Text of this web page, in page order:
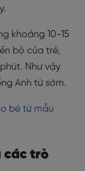
khoảng 10-15
bộ của trẻ,
Như vậy
Anh từ sớm.
bé từ mẫu
các trò